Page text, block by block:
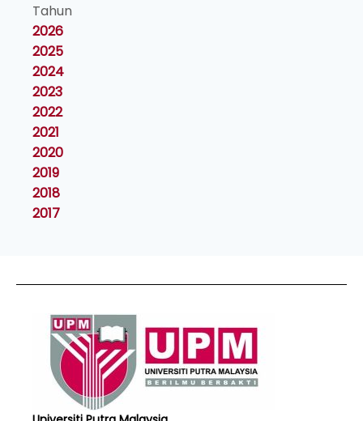
Tahun
2026
2025
2024
2023
2022
2021
2020
2019
2018
2017